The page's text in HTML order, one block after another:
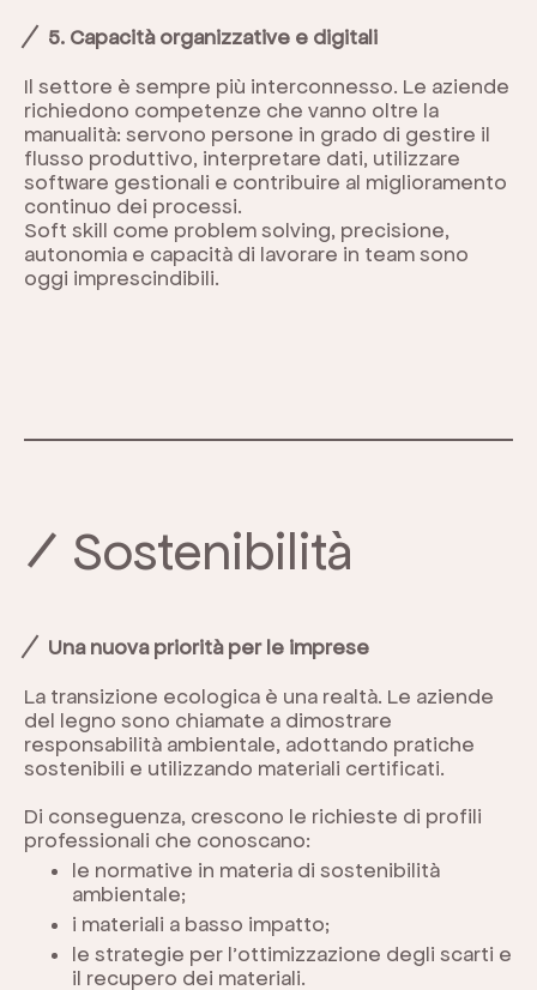
5. Capacità organizzative e digitali
Il settore è sempre più interconnesso. Le aziende
richiedono competenze che vanno oltre la
manualità: servono persone in grado di gestire il
flusso produttivo, interpretare dati, utilizzare
software gestionali e contribuire al miglioramento
continuo dei processi.
Soft skill come problem solving, precisione,
autonomia e capacità di lavorare in team sono
oggi imprescindibili.
Sostenibilità
Una nuova priorità per le imprese
La transizione ecologica è una realtà. Le aziende
del legno sono chiamate a dimostrare
responsabilità ambientale, adottando pratiche
sostenibili e utilizzando materiali certificati.
Di conseguenza, crescono le richieste di profili
professionali che conoscano:
le normative in materia di sostenibilità
ambientale;
i materiali a basso impatto;
le strategie per l’ottimizzazione degli scarti e
il recupero dei materiali.